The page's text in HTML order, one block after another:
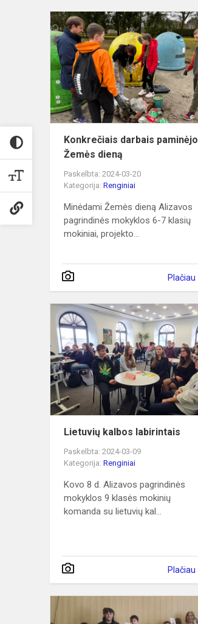
Konkrečiais darbais paminėjo
Žemės dieną
Paskelbta: 2024-03-20
Kategorija: Renginiai
Minėdami Žemės dieną Alizavos
pagrindinės mokyklos 6-7 klasių
mokiniai, projekto...
Plačiau
Lietuvių kalbos labirintais
Paskelbta: 2024-03-09
Kategorija: Renginiai
Kovo 8 d. Alizavos pagrindinės
mokyklos 9 klasės mokinių
komanda su lietuvių kal...
Plačiau